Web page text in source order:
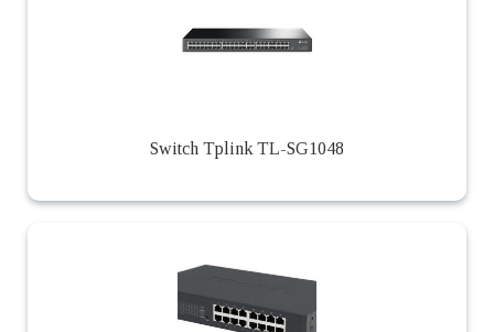
Switch Tplink TL-SG1048